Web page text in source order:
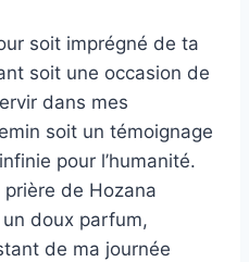
soit imprégné de ta
soit une occasion de
dans mes
soit un témoignage
pour l’humanité.
de Hozana
doux parfum,
de ma journée